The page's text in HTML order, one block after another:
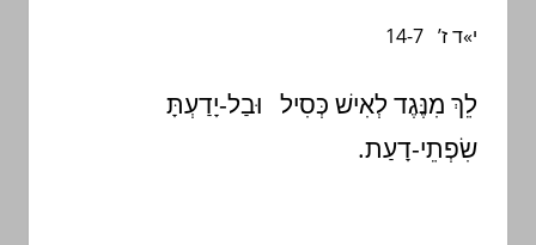
י»ד ז’ 14-7
לֵךְ מִנֶּגֶד לְאִישׁ כְּסִיל וּבַל-יָדַעְתָּ
שִׂפְתֵי-דָעַת.